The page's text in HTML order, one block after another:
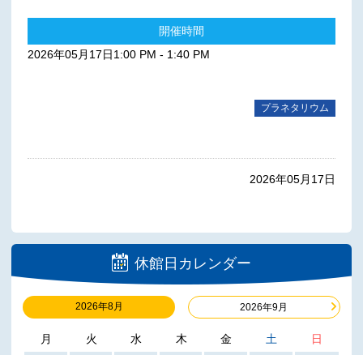
休館日カレンダー
2026年8月 2026年9月
月 火 水 木 金 土
日
開催時間
2026年05月17日1:00 PM - 1:40 PM
プラネタリウム
2026年05月17日